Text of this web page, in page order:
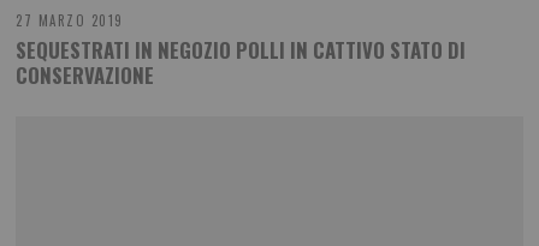
27 MARZO 2019
SEQUESTRATI IN NEGOZIO POLLI IN CATTIVO STATO DI
CONSERVAZIONE